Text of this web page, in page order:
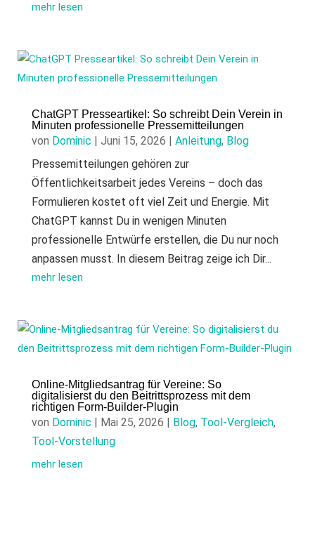
mehr lesen
ChatGPT Presseartikel: So schreibt Dein Verein in
Minuten professionelle Pressemitteilungen
von Dominic | Juni 15, 2026 | Anleitung, Blog
Pressemitteilungen gehören zur
Öffentlichkeitsarbeit jedes Vereins – doch das
Formulieren kostet oft viel Zeit und Energie. Mit
ChatGPT kannst Du in wenigen Minuten
professionelle Entwürfe erstellen, die Du nur noch
anpassen musst. In diesem Beitrag zeige ich Dir...
mehr lesen
Online-Mitgliedsantrag für Vereine: So
digitalisierst du den Beitrittsprozess mit dem
richtigen Form-Builder-Plugin
von Dominic | Mai 25, 2026 | Blog, Tool-Vergleich,
Tool-Vorstellung
mehr lesen